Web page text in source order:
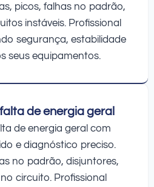
picos, falhas no padrão,
instáveis. Profissional
segurança, estabilidade
seus equipamentos.
de energia geral
de energia geral com
e diagnóstico preciso.
no padrão, disjuntores,
circuito. Profissional